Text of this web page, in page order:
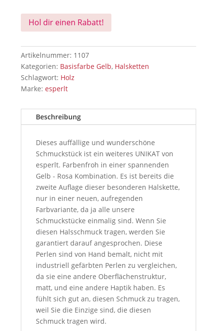
Hol dir einen Rabatt!
Artikelnummer: 1107
Kategorien: Basisfarbe Gelb, Halsketten
Schlagwort: Holz
Marke: esperlt
Beschreibung
Dieses auffällige und wunderschöne
Schmuckstück ist ein weiteres UNIKAT von
esperlt. Farbenfroh in einer spannenden
Gelb - Rosa Kombination. Es ist bereits die
zweite Auflage dieser besonderen Halskette,
nur in einer neuen, aufregenden
Farbvariante, da ja alle unsere
Schmuckstücke einmalig sind. Wenn Sie
diesen Halsschmuck tragen, werden Sie
garantiert darauf angesprochen. Diese
Perlen sind von Hand bemalt, nicht mit
industriell gefärbten Perlen zu vergleichen,
da sie eine andere Oberflächenstruktur,
matt, und eine andere Haptik haben. Es
fühlt sich gut an, diesen Schmuck zu tragen,
weil Sie die Einzige sind, die diesen
Schmuck tragen wird.